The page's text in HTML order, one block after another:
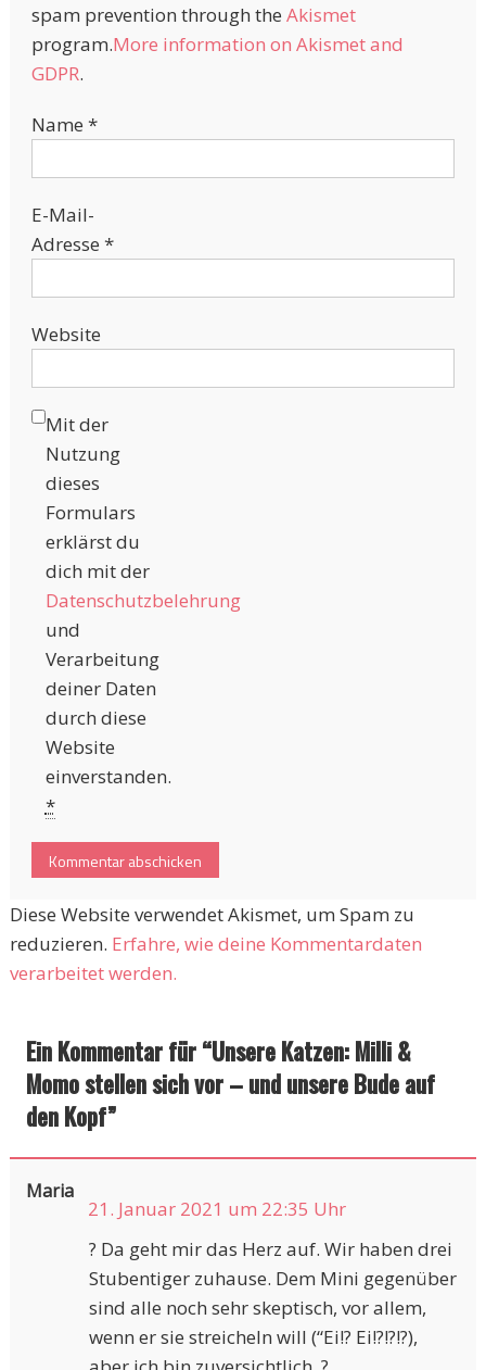
spam prevention through the Akismet
program.More information on Akismet and
GDPR.
Name *
E-Mail-
Adresse *
Website
Mit der
Nutzung
dieses
Formulars
erklärst du
dich mit der
Datenschutzbelehrung
und
Verarbeitung
deiner Daten
durch diese
Website
einverstanden.
*
Diese Website verwendet Akismet, um Spam zu
reduzieren. Erfahre, wie deine Kommentardaten
verarbeitet werden.
Ein Kommentar für “Unsere Katzen: Milli &
Momo stellen sich vor – und unsere Bude auf
den Kopf”
Maria
21. Januar 2021 um 22:35 Uhr
? Da geht mir das Herz auf. Wir haben drei
Stubentiger zuhause. Dem Mini gegenüber
sind alle noch sehr skeptisch, vor allem,
wenn er sie streicheln will (“Ei!? Ei!?!?!?),